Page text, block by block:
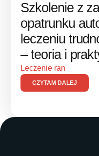
Szkolenie z
opatrunku
leczeniu
– teoria i
Leczenie ran
CZYTAM DALEJ